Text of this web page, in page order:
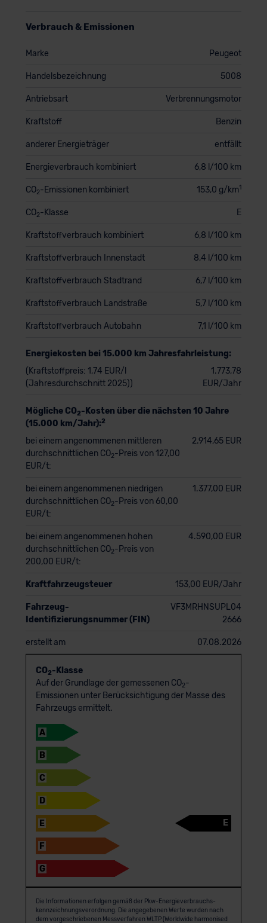
Verbrauch & Emissionen
Marke Peugeot
Handelsbezeichnung 5008
Antriebsart Verbrennungsmotor
Kraftstoff Benzin
anderer Energieträger entfällt
Energieverbrauch kombiniert 6,8 l/100 km
CO2-Emissionen kombiniert 153,0 g/km1
CO2-Klasse E
Kraftstoffverbrauch kombiniert 6,8 l/100 km
Kraftstoffverbrauch Innenstadt 8,4 l/100 km
Kraftstoffverbrauch Stadtrand 6,7 l/100 km
Kraftstoffverbrauch Landstraße 5,7 l/100 km
Kraftstoffverbrauch Autobahn 7,1 l/100 km
Energiekosten bei 15.000 km Jahresfahrleistung:
(Kraftstoffpreis: 1,74 EUR/l
(Jahresdurchschnitt 2025))
1.773,78
EUR/Jahr
Mögliche CO2-Kosten über die nächsten 10 Jahre
(15.000 km/Jahr):2
bei einem angenommenen mittleren
durchschnittlichen CO2-Preis von 127,00
EUR/t:
2.914,65 EUR
bei einem angenommenen niedrigen
durchschnittlichen CO2-Preis von 60,00
EUR/t:
1.377,00 EUR
bei einem angenommenen hohen
durchschnittlichen CO2-Preis von
200,00 EUR/t:
4.590,00 EUR
Kraftfahrzeugsteuer 153,00 EUR/Jahr
Fahrzeug-
Identifizierungsnummer (FIN)
VF3MRHNSUPL04
2666
erstellt am 07.08.2026
CO2-Klasse
Auf der Grundlage der gemessenen CO2-
Emissionen unter Berücksichtigung der Masse des
Fahrzeugs ermittelt.
A
B
C
D
E
F
G
E
Die Informationen erfolgen gemäß der Pkw-Energie­verbrauchs­
kennzeichnungs­verordnung. Die angegebenen Werte wurden nach
dem vorgeschriebenen Messverfahren WLTP (Worldwide harmonised